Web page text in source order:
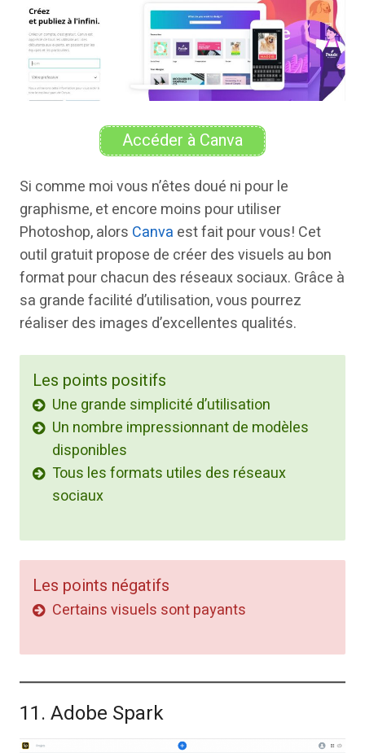
Accéder à Canva
Si comme moi vous n’êtes doué ni pour le
graphisme, et encore moins pour utiliser
Photoshop, alors Canva est fait pour vous! Cet
outil gratuit propose de créer des visuels au bon
format pour chacun des réseaux sociaux. Grâce à
sa grande facilité d’utilisation, vous pourrez
réaliser des images d’excellentes qualités.
Les points positifs
Une grande simplicité d’utilisation
Un nombre impressionnant de modèles
disponibles
Tous les formats utiles des réseaux
sociaux
Les points négatifs
Certains visuels sont payants
11. Adobe Spark